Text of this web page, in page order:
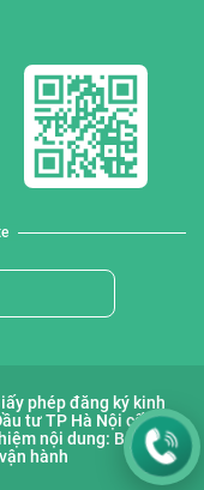
phép đăng ký kinh
tư TP Hà Nội cấp lần
nội dung: Bà
hành